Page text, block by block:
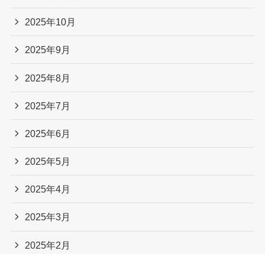
2025年10月
2025年9月
2025年8月
2025年7月
2025年6月
2025年5月
2025年4月
2025年3月
2025年2月